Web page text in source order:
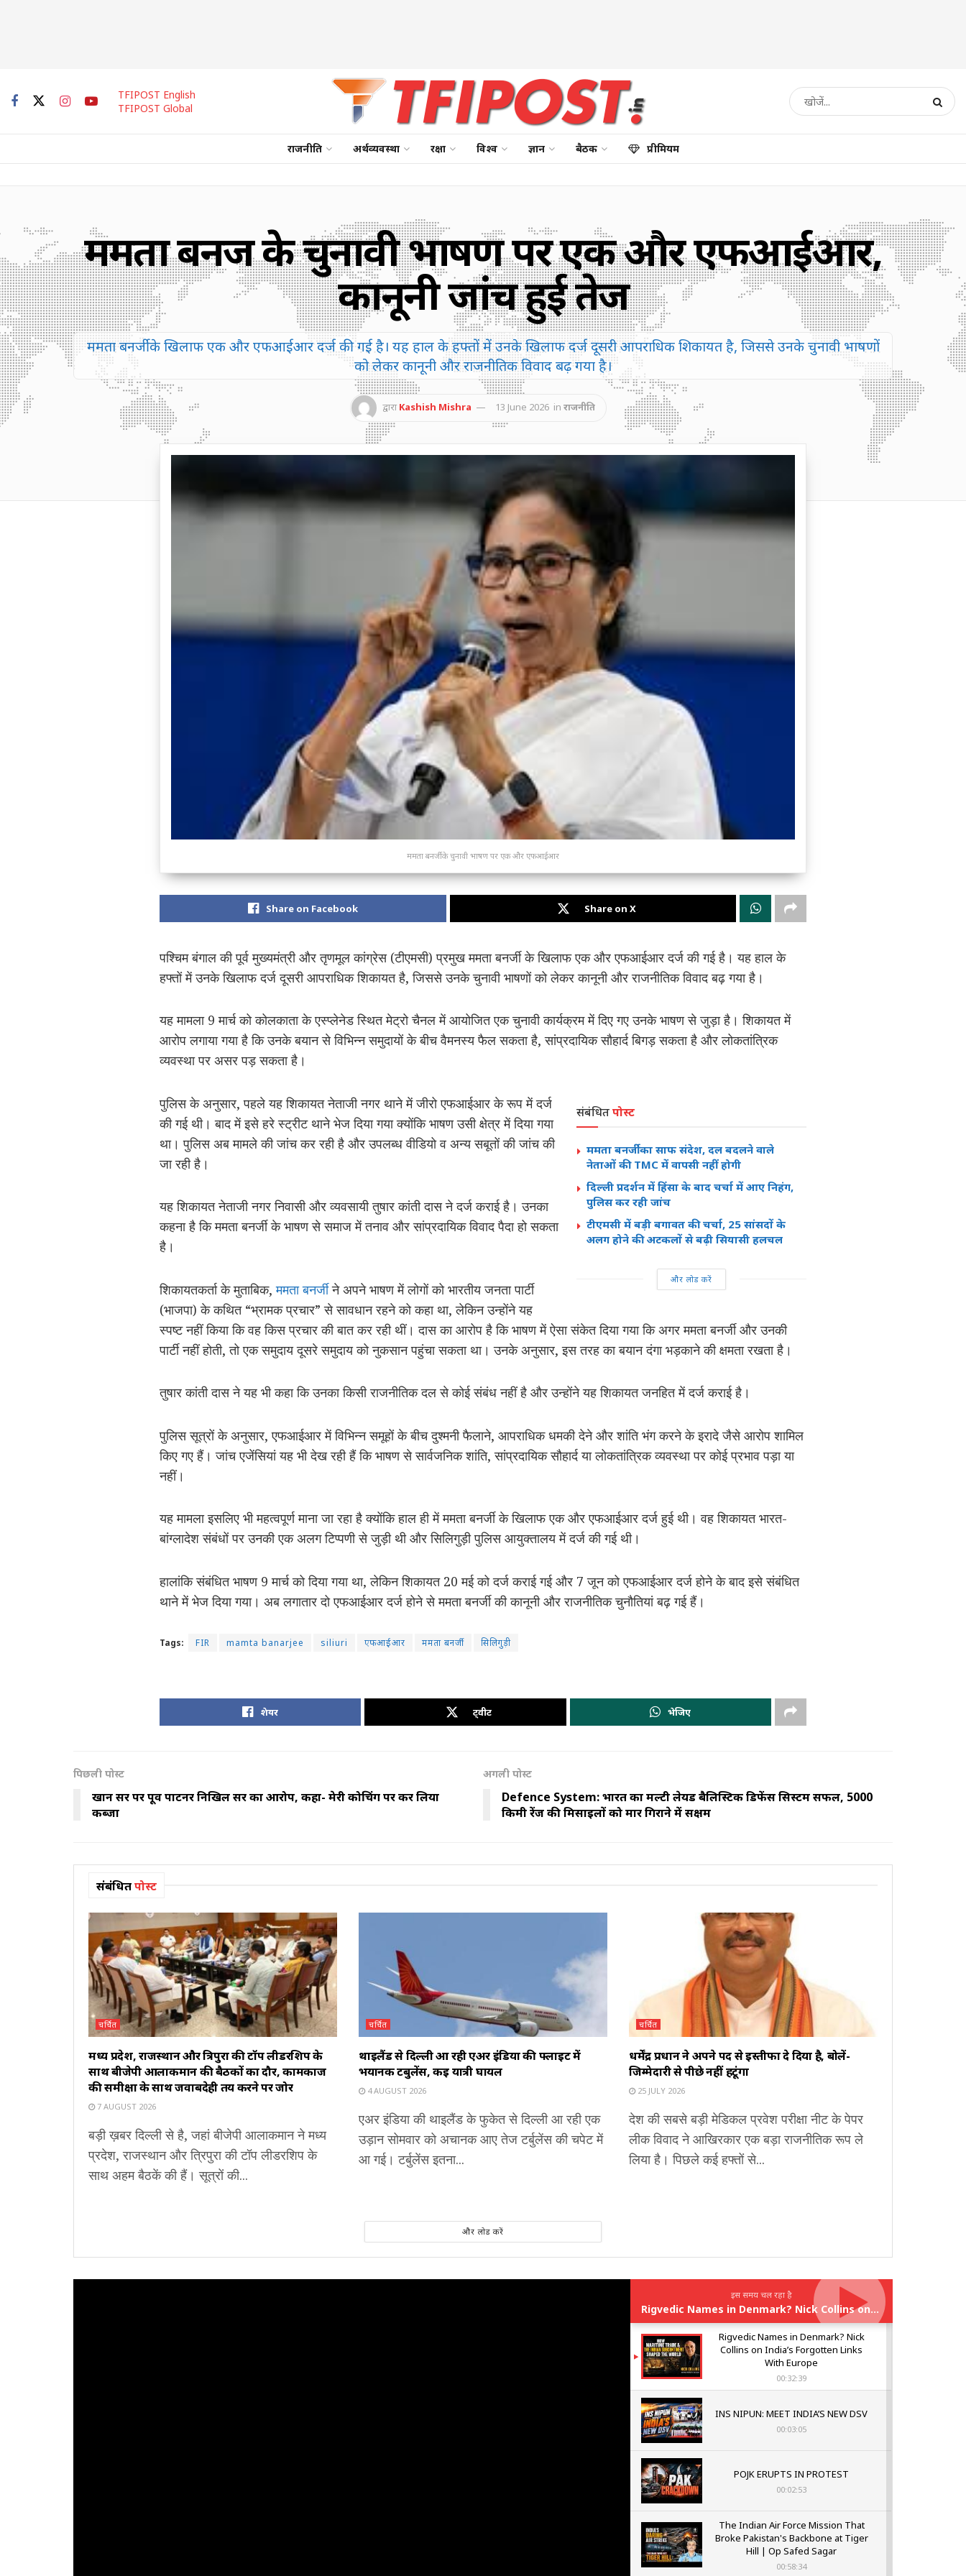
TFIPOST English
TFIPOST Global
राजनीति अर्थव्यवस्था रक्षा विश्व ज्ञान बैठक प्रीमियम
ममता बनर्जी के चुनावी भाषण पर एक और एफआईआर,
कानूनी जांच हुई तेज
ममता बनर्जी के खिलाफ एक और एफआईआर दर्ज की गई है। यह हाल के हफ्तों में उनके खिलाफ दर्ज दूसरी आपराधिक शिकायत है, जिससे उनके चुनावी भाषणों
को लेकर कानूनी और राजनीतिक विवाद बढ़ गया है।
द्वारा Kashish Mishra 13 June 2026 in राजनीति
ममता बनर्जी के चुनावी भाषण पर एक और एफआईआर
Share on Facebook Share on X
पश्चिम बंगाल की पूर्व मुख्यमंत्री और तृणमूल कांग्रेस (टीएमसी) प्रमुख ममता बनर्जी के खिलाफ एक और एफआईआर दर्ज की गई है। यह हाल के
हफ्तों में उनके खिलाफ दर्ज दूसरी आपराधिक शिकायत है, जिससे उनके चुनावी भाषणों को लेकर कानूनी और राजनीतिक विवाद बढ़ गया है।
यह मामला 9 मार्च को कोलकाता के एस्प्लेनेड स्थित मेट्रो चैनल में आयोजित एक चुनावी कार्यक्रम में दिए गए उनके भाषण से जुड़ा है। शिकायत में
आरोप लगाया गया है कि उनके बयान से विभिन्न समुदायों के बीच वैमनस्य फैल सकता है, सांप्रदायिक सौहार्द बिगड़ सकता है और लोकतांत्रिक
व्यवस्था पर असर पड़ सकता है।
संबंधितपोस्ट
ममता बनर्जी का साफ संदेश, दल बदलने वाले
नेताओं की TMC में वापसी नहीं होगी
दिल्ली प्रदर्शन में हिंसा के बाद चर्चा में आए निहंग,
पुलिस कर रही जांच
टीएमसी में बड़ी बगावत की चर्चा, 25 सांसदों के
अलग होने की अटकलों से बढ़ी सियासी हलचल
और लोड करें
पुलिस के अनुसार, पहले यह शिकायत नेताजी नगर थाने में जीरो एफआईआर के रूप में दर्ज
की गई थी। बाद में इसे हरे स्ट्रीट थाने भेज दिया गया क्योंकि भाषण उसी क्षेत्र में दिया गया
था। पुलिस अब मामले की जांच कर रही है और उपलब्ध वीडियो व अन्य सबूतों की जांच की
जा रही है।
यह शिकायत नेताजी नगर निवासी और व्यवसायी तुषार कांती दास ने दर्ज कराई है। उनका
कहना है कि ममता बनर्जी के भाषण से समाज में तनाव और सांप्रदायिक विवाद पैदा हो सकता
है।
शिकायतकर्ता के मुताबिक,ममता बनर्जीने अपने भाषण में लोगों को भारतीय जनता पार्टी
(भाजपा) के कथित “भ्रामक प्रचार” से सावधान रहने को कहा था, लेकिन उन्होंने यह
स्पष्ट नहीं किया कि वह किस प्रचार की बात कर रही थीं। दास का आरोप है कि भाषण में ऐसा संकेत दिया गया कि अगर ममता बनर्जी और उनकी
पार्टी नहीं होती, तो एक समुदाय दूसरे समुदाय को नुकसान पहुंचा सकता था। उनके अनुसार, इस तरह का बयान दंगा भड़काने की क्षमता रखता है।
तुषार कांती दास ने यह भी कहा कि उनका किसी राजनीतिक दल से कोई संबंध नहीं है और उन्होंने यह शिकायत जनहित में दर्ज कराई है।
पुलिस सूत्रों के अनुसार, एफआईआर में विभिन्न समूहों के बीच दुश्मनी फैलाने, आपराधिक धमकी देने और शांति भंग करने के इरादे जैसे आरोप शामिल
किए गए हैं। जांच एजेंसियां यह भी देख रही हैं कि भाषण से सार्वजनिक शांति, सांप्रदायिक सौहार्द या लोकतांत्रिक व्यवस्था पर कोई प्रभाव पड़ा या
नहीं।
यह मामला इसलिए भी महत्वपूर्ण माना जा रहा है क्योंकि हाल ही में ममता बनर्जी के खिलाफ एक और एफआईआर दर्ज हुई थी। वह शिकायत भारत-
बांग्लादेश संबंधों पर उनकी एक अलग टिप्पणी से जुड़ी थी और सिलिगुड़ी पुलिस आयुक्तालय में दर्ज की गई थी।
हालांकि संबंधित भाषण 9 मार्च को दिया गया था, लेकिन शिकायत 20 मई को दर्ज कराई गई और 7 जून को एफआईआर दर्ज होने के बाद इसे संबंधित
थाने में भेज दिया गया। अब लगातार दो एफआईआर दर्ज होने से ममता बनर्जी की कानूनी और राजनीतिक चुनौतियां बढ़ गई हैं।
Tags: FIR mamta banarjee siliuri एफआईआर ममता बनर्जी सिलिगुड़ी
शेयर ट्वीट भेजिए
पिछली पोस्ट
खान सर पर पूर्व पार्टनर निखिल सर का आरोप, कहा- मेरी कोचिंग पर कर लिया
कब्जा
अगली पोस्ट
Defence System: भारत का मल्टी लेयर्ड बैलिस्टिक डिफेंस सिस्टम सफल, 5000
किमी रेंज की मिसाइलों को मार गिराने में सक्षम
संबंधितपोस्ट
चर्चित
मध्य प्रदेश, राजस्थान और त्रिपुरा की टॉप लीडरशिप के
साथ बीजेपी आलाकमान की बैठकों का दौर, कामकाज
की समीक्षा के साथ जवाबदेही तय करने पर जोर
7 AUGUST 2026
बड़ी ख़बर दिल्ली से है, जहां बीजेपी आलाकमान ने मध्य
प्रदेश, राजस्थान और त्रिपुरा की टॉप लीडरशिप के
साथ अहम बैठकें की हैं। सूत्रों की...
चर्चित
थाइलैंड से दिल्ली आ रही एअर इंडिया की फ्लाइट में
भयानक टर्बुलेंस, कई यात्री घायल
4 AUGUST 2026
एअर इंडिया की थाइलैंड के फुकेत से दिल्ली आ रही एक
उड़ान सोमवार को अचानक आए तेज टर्बुलेंस की चपेट में
आ गई। टर्बुलेंस इतना...
चर्चित
धर्मेंद्र प्रधान ने अपने पद से इस्तीफा दे दिया है, बोलें-
जिम्मेदारी से पीछे नहीं हटूंगा
25 JULY 2026
देश की सबसे बड़ी मेडिकल प्रवेश परीक्षा नीट के पेपर
लीक विवाद ने आखिरकार एक बड़ा राजनीतिक रूप ले
लिया है। पिछले कई हफ्तों से...
और लोड करें
इस समय चल रहा है
Rigvedic Names in Denmark? Nick Collins on India’s Forgotten Links With Europe
Rigvedic Names in Denmark? Nick
Collins on India’s Forgotten Links
With Europe
00:32:39
INS NIPUN: MEET INDIA’S NEW DSV
00:03:05
POJK ERUPTS IN PROTEST
00:02:53
The Indian Air Force Mission That
Broke Pakistan's Backbone at Tiger
Hill | Op Safed Sagar
00:58:34